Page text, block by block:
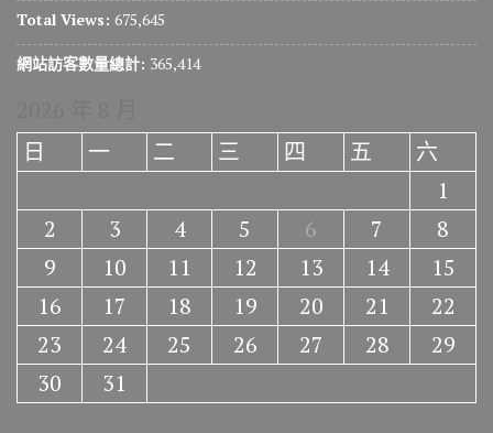
Total Views: 675,645
網站訪客數量總計: 365,414
日
一 二 三 四 五
六
1
2
3 4 5 6 7
8
9
10 11 12 13 14
15
16
17 18 19 20 21
22
23
24 25 26 27 28
29
30
31